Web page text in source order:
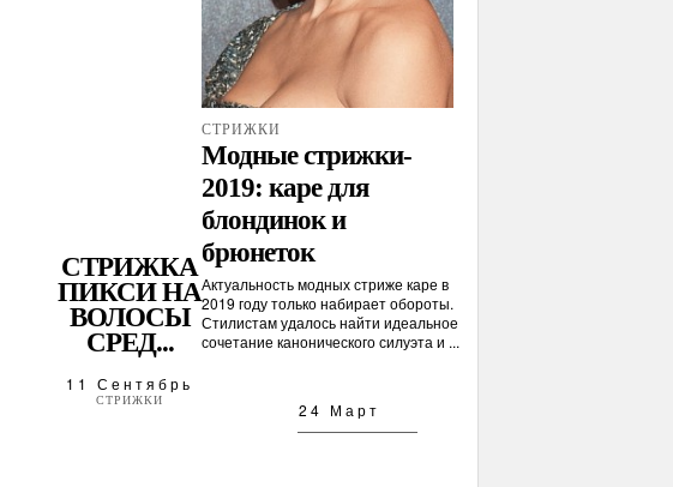
СТРИЖКА
ПИКСИ НА
ВОЛОСЫ
СРЕД...
11 Сентябрь
СТРИЖКИ
СТРИЖКИ
Модные стрижки-
2019: каре для
блондинок и
брюнеток
Актуальность модных стриже каре в
2019 году только набирает обороты.
Стилистам удалось найти идеальное
сочетание канонического силуэта и ...
24 Март